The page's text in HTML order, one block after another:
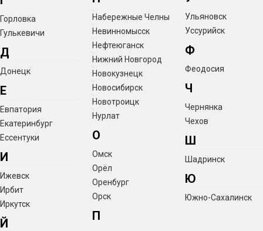
Горловка
Гулькевичи
Д
Донецк
Е
Евпатория
Екатеринбург
Ессентуки
И
Ижевск
Ирбит
Иркутск
Й
Набережные Челны
Невинномысск
Нефтеюганск
Нижний Новгород
Новокузнецк
Новосибирск
Новотроицк
Нурлат
О
Омск
Орёл
Оренбург
Орск
П
Ульяновск
Уссурийск
Ф
Феодосия
Ч
Чернянка
Чехов
Ш
Шадринск
Ю
Южно-Сахалинск